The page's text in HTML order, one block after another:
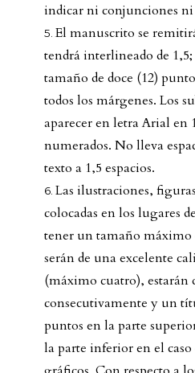
indicar ni conjunciones
El manuscrito se
tendrá interlineado de
tamaño de doce (12)
todos los márgenes. Los
aparecer en letra Arial en
numerados. No lleva
texto a 1,5 espacios.
Las ilustraciones,
colocadas en los lugares
tener un tamaño
serán de una excelente
(máximo cuatro), estarán
consecutivamente y un
puntos en la parte
la parte inferior en el